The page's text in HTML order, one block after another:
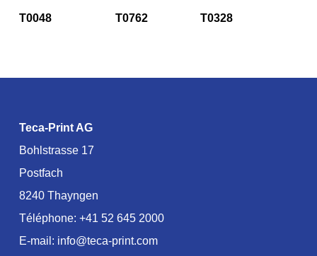
T0048 T0762 T0328
Teca-Print AG
Bohlstrasse 17
Postfach
8240 Thayngen
Téléphone: +41 52 645 2000
E-mail: info@teca-print.com